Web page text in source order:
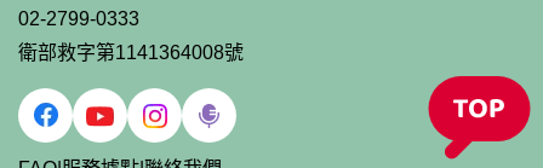
02-2799-0333
衛部救字第1141364008號